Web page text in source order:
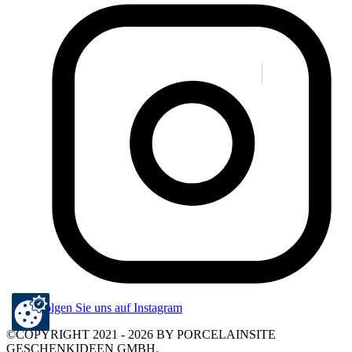
Folgen Sie uns auf Instagram
©COPYRIGHT 2021 - 2026 BY PORCELAINSITE
GESCHENKIDEEN GMBH.